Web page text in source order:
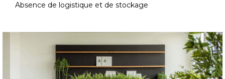
Absence de logistique et de stockage